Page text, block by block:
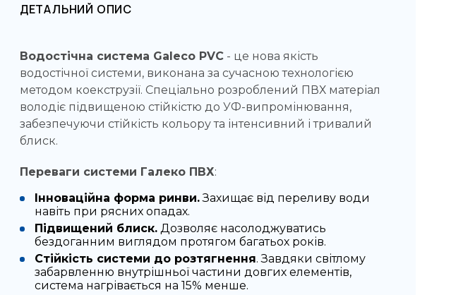
ДЕТАЛЬНИЙ ОПИС
Водостічна система Galeco PVC- це нова якість
водостічної системи, виконана за сучасною технологією
методом коекструзії. Спеціально розроблений ПВХ матеріал
володіє підвищеною стійкістю до УФ-випромінювання,
забезпечуючи стійкість кольору та інтенсивний і тривалий
блиск.
Переваги системи Галеко ПВХ:
Інноваційна форма ринви.Захищає від переливу води
навіть при рясних опадах.
Підвищений блиск.Дозволяє насолоджуватись
бездоганним виглядом протягом багатьох років.
Стійкість системи до розтягнення. Завдяки світлому
забарвленню внутрішньої частини довгих елементів,
система нагрівається на 15% менше.